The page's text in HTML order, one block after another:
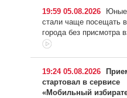
19:59 05.08.2026
Юные
стали чаще посещать
города без присмотра
19:24 05.08.2026
стартовал в сервисе
«Мобильный